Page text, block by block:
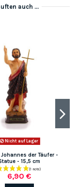
auch ...
Nicht auf Lager
der Täufer -
- 15,5 cm
6,90 €